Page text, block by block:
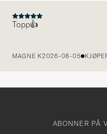
Topp👍
MAGNE K2026-08-05
ABONNER PÅ